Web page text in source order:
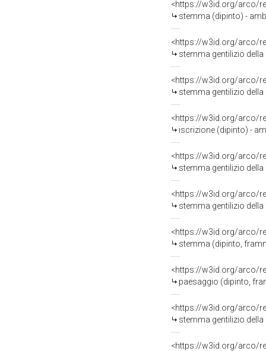
<https://w3id.org/arco/
stemma (dipinto) -
<https://w3id.org/arco/
stemma gentilizio
<https://w3id.org/arco/
stemma gentilizio della
<https://w3id.org/arco/
iscrizione (dipinto) -
<https://w3id.org/arco/
stemma gentilizio
<https://w3id.org/arco/
stemma gentilizio
<https://w3id.org/arco/
stemma (dipinto,
<https://w3id.org/arco/
paesaggio (dipinto,
<https://w3id.org/arco/
stemma gentilizio
<https://w3id.org/arco/